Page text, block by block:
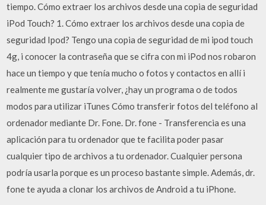
tiempo. Cómo extraer los archivos desde una copia de seguridad
iPod Touch? 1. Cómo extraer los archivos desde una copia de
seguridad Ipod? Tengo una copia de seguridad de mi ipod touch
4g, i conocer la contraseña que se cifra con mi iPod nos robaron
hace un tiempo y que tenía mucho o fotos y contactos en allí i
realmente me gustaría volver, ¿hay un programa o de todos
modos para utilizar iTunes Cómo transferir fotos del teléfono al
ordenador mediante Dr. Fone. Dr. fone - Transferencia es una
aplicación para tu ordenador que te facilita poder pasar
cualquier tipo de archivos a tu ordenador. Cualquier persona
podría usarla porque es un proceso bastante simple. Además, dr.
fone te ayuda a clonar los archivos de Android a tu iPhone.